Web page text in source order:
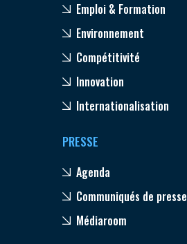
Emploi & Formation
Environnement
Compétitivité
Innovation
Internationalisation
PRESSE
Agenda
Communiqués de presse
Médiaroom